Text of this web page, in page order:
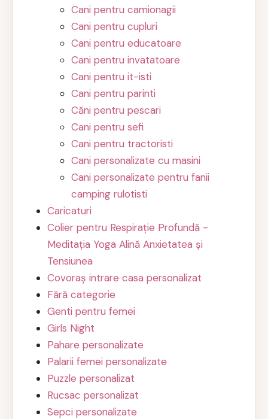
Cani pentru camionagii
Cani pentru cupluri
Cani pentru educatoare
Cani pentru invatatoare
Cani pentru it-isti
Cani pentru parinti
Căni pentru pescari
Cani pentru sefi
Cani pentru tractoristi
Cani personalizate cu masini
Cani personalizate pentru fanii
camping rulotisti
Caricaturi
Colier pentru Respirație Profundă -
Meditația Yoga Alină Anxietatea și
Tensiunea
Covoraș intrare casa personalizat
Fără categorie
Genti pentru femei
Girls Night
Pahare personalizate
Palarii femei personalizate
Puzzle personalizat
Rucsac personalizat
Sepci personalizate